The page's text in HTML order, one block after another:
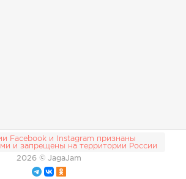
Facebook и Instagram признаны
и запрещены на территории России
2026 © JagaJam